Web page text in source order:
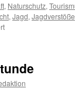
, Naturschutz,
, Jagd, Jagdverstöße
für
an
der
Ems: